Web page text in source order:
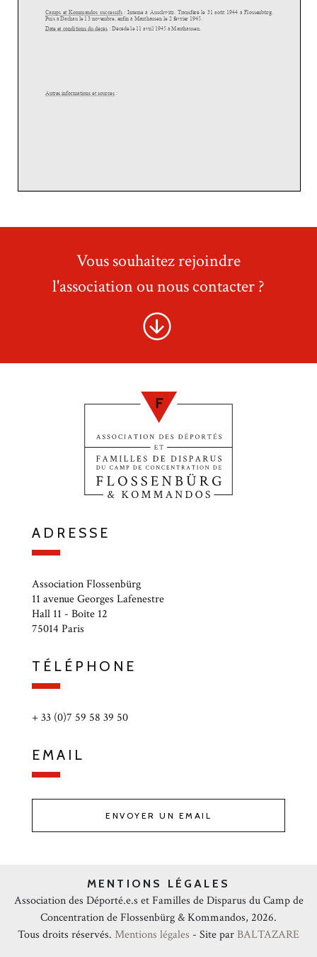
Vous souhaitez rejoindre
l'association ou nous contacter ?
ADRESSE
Association Flossenbürg
11 avenue Georges Lafenestre
Hall 11 - Boîte 12
75014 Paris
TÉLÉPHONE
+ 33 (0)7 59 58 39 50
EMAIL
ENVOYER UN EMAIL
MENTIONS LÉGALES
Association des Déporté.e.s et Familles de Disparus du Camp de
Concentration de Flossenbürg & Kommandos, 2026.
Tous droits réservés. Mentions légales - Site par BALTAZARE